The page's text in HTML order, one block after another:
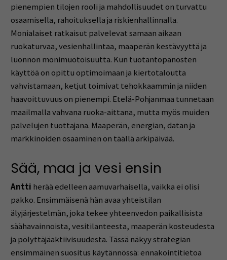
pienempien tilojen rooli ja mahdollisuudet on turvattu
osaamisella, rahoituksella ja riskienhallinnalla.
Monialaiset ratkaisut palvelevat samaan aikaan
ruokaturvaa, vesienhallintaa, maaperän kestävyyttä ja
luonnon monimuotoisuutta. Kun tuotantopanosten
käyttöä on opittu optimoimaan ja kiertotaloutta
vahvistamaan, ketjut toimivat tehokkaammin ja niiden
haavoittuvuus on pienempi. Etelä-Pohjanmaa tunnetaan
maailmalla vahvana ruoka-aittana, mutta myös muiden
palvelujen tuottajana. Maaperän, energian, datan ja
markkinoiden osaaminen on täällä arkipäivää.
Sää, maa ja vesi ensin
Antti herää edelleen aamuvarhaisella, vaikka ei olisi
pakko. Ensimmäisenä hän avaa yhteistilan
älyjärjestelmän, joka tekee yhteenvedon paikallisista
säähavainnoista, vesitilanteesta, maaperän kosteudesta
ja pölyttäjäaktiivisuudesta. Tässä näkyy strategian
ensimmäinen suositus käytännössä: ennakointitietoa